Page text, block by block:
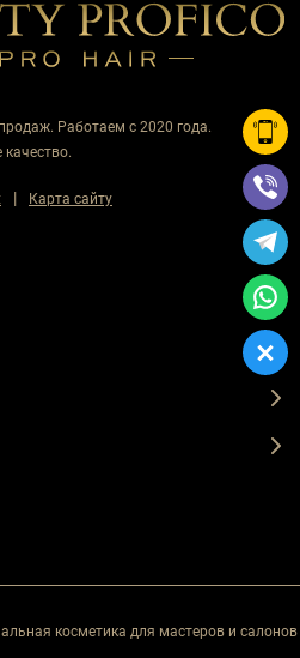
Работаем с 2020 года.
| Карта сайту
косметика для мастеров и салонов